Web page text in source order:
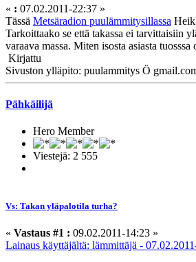
« : 07.02.2011-22:37 »
Tässä Metsäradion puulämmitysillassa
Tarkoittaako se että takassa ei tarvittaisiin
varaava massa. Miten isosta asiasta
Kirjattu
Sivuston ylläpito: puulammitys Ö
Pähkäilijä
Hero Member
Viestejä: 2 555
Vs: Takan yläpalotila turha?
« Vastaus #1 : 09.02.2011-14:23 »
Lainaus käyttäjältä: lämmittäjä -